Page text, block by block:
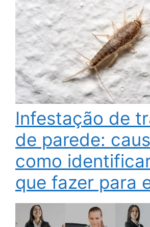
Infestação de
de parede:
como
que fazer para